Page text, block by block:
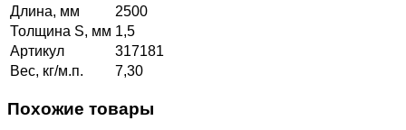
Длина, мм
2500
Толщина S, мм 1,5
Артикул
317181
Вес, кг/м.п.
7,30
Похожие товары